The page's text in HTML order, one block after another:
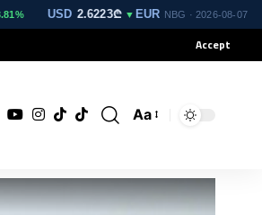
USD 2.6223₾▼EUR3.0264₾▲ GBP
NBG · 2026-08-07
Accept
Aa